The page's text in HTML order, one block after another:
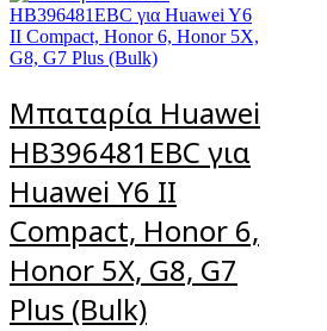
Μπαταρία Huawei
HB396481EBC για
Huawei Y6 II
Compact, Honor 6,
Honor 5X, G8, G7
Plus (Bulk)